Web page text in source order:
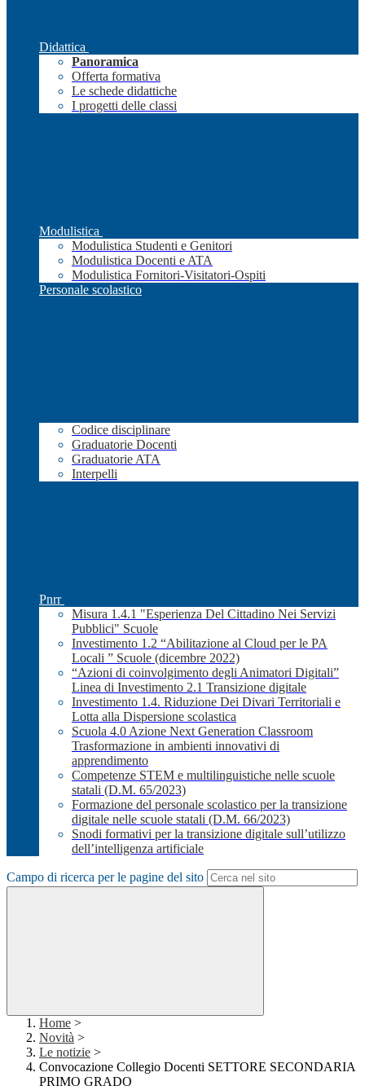
Didattica
Panoramica
Offerta formativa
Le schede didattiche
I progetti delle classi
Modulistica
Modulistica Studenti e Genitori
Modulistica Docenti e ATA
Modulistica Fornitori-Visitatori-Ospiti
Personale scolastico
Codice disciplinare
Graduatorie Docenti
Graduatorie ATA
Interpelli
Pnrr
Misura 1.4.1 "Esperienza Del Cittadino Nei Servizi
Pubblici" Scuole
Investimento 1.2 “Abilitazione al Cloud per le PA
Locali ” Scuole (dicembre 2022)
“Azioni di coinvolgimento degli Animatori Digitali”
Linea di Investimento 2.1 Transizione digitale
Investimento 1.4. Riduzione Dei Divari Territoriali e
Lotta alla Dispersione scolastica
Scuola 4.0 Azione Next Generation Classroom
Trasformazione in ambienti innovativi di
apprendimento
Competenze STEM e multilinguistiche nelle scuole
statali (D.M. 65/2023)
Formazione del personale scolastico per la transizione
digitale nelle scuole statali (D.M. 66/2023)
Snodi formativi per la transizione digitale sull’utilizzo
dell’intelligenza artificiale
Campo di ricerca per le pagine del sito
Home >
Novità >
Le notizie >
Convocazione Collegio Docenti SETTORE SECONDARIA
PRIMO GRADO